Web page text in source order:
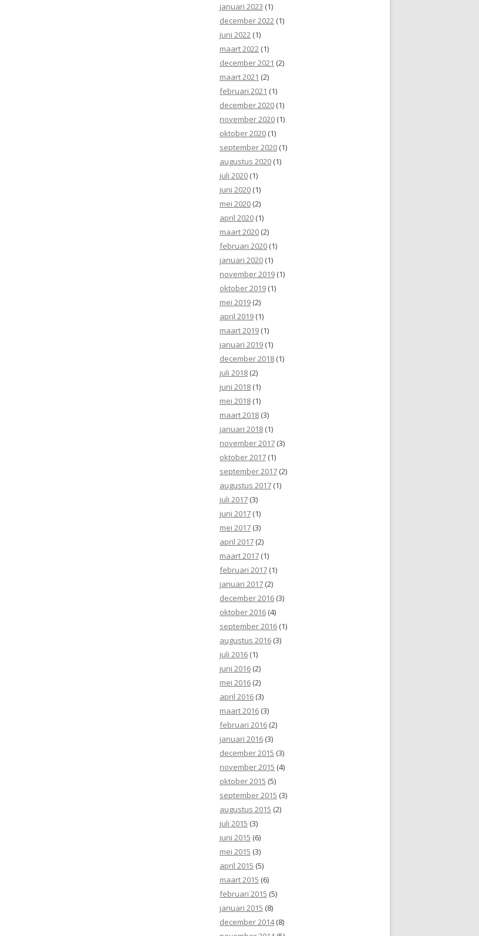
januari 2023 (1)
december 2022 (1)
juni 2022 (1)
maart 2022 (1)
december 2021 (2)
maart 2021 (2)
februari 2021 (1)
december 2020 (1)
november 2020 (1)
oktober 2020 (1)
september 2020 (1)
augustus 2020 (1)
juli 2020 (1)
juni 2020 (1)
mei 2020 (2)
april 2020 (1)
maart 2020 (2)
februari 2020 (1)
januari 2020 (1)
november 2019 (1)
oktober 2019 (1)
mei 2019 (2)
april 2019 (1)
maart 2019 (1)
januari 2019 (1)
december 2018 (1)
juli 2018 (2)
juni 2018 (1)
mei 2018 (1)
maart 2018 (3)
januari 2018 (1)
november 2017 (3)
oktober 2017 (1)
september 2017 (2)
augustus 2017 (1)
juli 2017 (3)
juni 2017 (1)
mei 2017 (3)
april 2017 (2)
maart 2017 (1)
februari 2017 (1)
januari 2017 (2)
december 2016 (3)
oktober 2016 (4)
september 2016 (1)
augustus 2016 (3)
juli 2016 (1)
juni 2016 (2)
mei 2016 (2)
april 2016 (3)
maart 2016 (3)
februari 2016 (2)
januari 2016 (3)
december 2015 (3)
november 2015 (4)
oktober 2015 (5)
september 2015 (3)
augustus 2015 (2)
juli 2015 (3)
juni 2015 (6)
mei 2015 (3)
april 2015 (5)
maart 2015 (6)
februari 2015 (5)
januari 2015 (8)
december 2014(8)